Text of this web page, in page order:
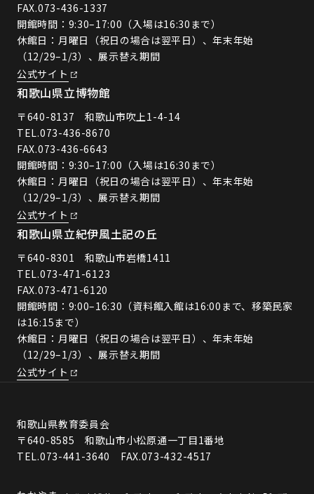
FAX.073-436-1337
開館時間：9:30–17:00（入場は16:30まで）
休館日：月曜日（祝日の場合は翌平日）、年末年始
（12/29–1/3）、展示替え期間
公式サイト
和歌山県立博物館
〒640-8137 和歌山市吹上1-4-14
TEL.073-436-8670
FAX.073-436-6643
開館時間：9:30–17:00（入場は16:30まで）
休館日：月曜日（祝日の場合は翌平日）、年末年始
（12/29–1/3）、展示替え期間
公式サイト
和歌山県立紀伊風土記の丘
〒640-8301 和歌山市岩橋1411
TEL.073-471-6123
FAX.073-471-6120
開館時間：9:00–16:30（資料館入館は16:00まで、移築民家
は16:15まで）
休館日：月曜日（祝日の場合は翌平日）、年末年始
（12/29–1/3）、展示替え期間
公式サイト
和歌山県教育委員会
〒640-8585 和歌山市小松原通一丁目1番地
TEL.073-441-3640 FAX.073-432-4517